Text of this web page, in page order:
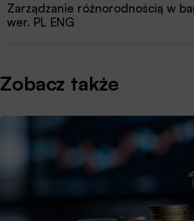
Zarządzanie różnorodnością w
wer. PL ENG
Zobacz także